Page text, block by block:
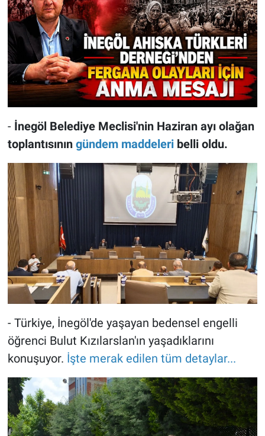
- İnegöl Belediye Meclisi'nin Haziran ayı olağan
toplantısının gündem maddeleribelli oldu.
- Türkiye, İnegöl'de yaşayan bedensel engelli
öğrenci Bulut Kızılarslan'ın yaşadıklarını
konuşuyor. İşte merak edilen tüm detaylar...